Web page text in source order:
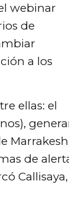
webinar
de
a los
ellas: el
de
Callisaya,